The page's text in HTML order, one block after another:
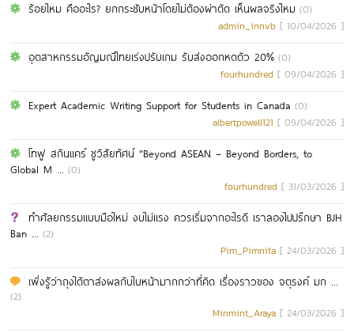
ร้อยไหม คืออะไร? ยกกระชับหน้าโดยไม่ต้องผ่าตัด เห็นผลจริงไหม (0)
admin_innvb [ 10/04/2026 ]
อุตสาหกรรมอัญมณีไทยเร่งปรับเกม รับส่งออกหดตัว 20% (0)
fourhundred [ 09/04/2026 ]
Expert Academic Writing Support for Students in Canada (0)
albertpowell121 [ 09/04/2026 ]
โทฟู สกินแคร์ ชูวิสัยทัศน์ “Beyond ASEAN – Beyond Borders, to
Global M ... (0)
fourhundred [ 31/03/2026 ]
ทำศัลยกรรมแบบมือใหม่ งบไม่แรง ควรเริ่มจากอะไรดี เราลองไปปรึกษา BJH
Ban ... (2)
Pim_Pimnita [ 24/03/2026 ]
เพิ่งรู้ว่าถุงใต้ตาส่งผลกับใบหน้ามากกว่าที่คิด เรื่องราวของ จตุรงค์ มก ...
(2)
Minmint_Araya [ 24/03/2026 ]